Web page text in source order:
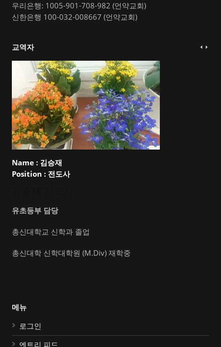
우리은행: 1005-901-708-982 (언약교회)
신한은행 100-032-008667 (언약교회)
교역자
Name : 김승재
Position : 전도사
유초등부 담당
총신대학교 신학과 졸업
총신대학 신학대학원 (M.Div) 재학중
메뉴
로그인
엔트리 피드